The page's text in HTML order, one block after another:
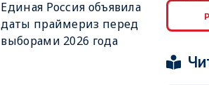
Единая Россия объявила
даты праймериз перед
выборами 2026 года